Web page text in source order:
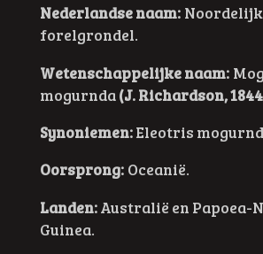
Nederlandse naam:
forelgrondel.
Wetenschappelijke naam:
mogurnda(J. Richardson,
Synoniemen:Eleotris
Oorsprong:Oceanië.
Landen:Australië en Papoea-
Guinea.